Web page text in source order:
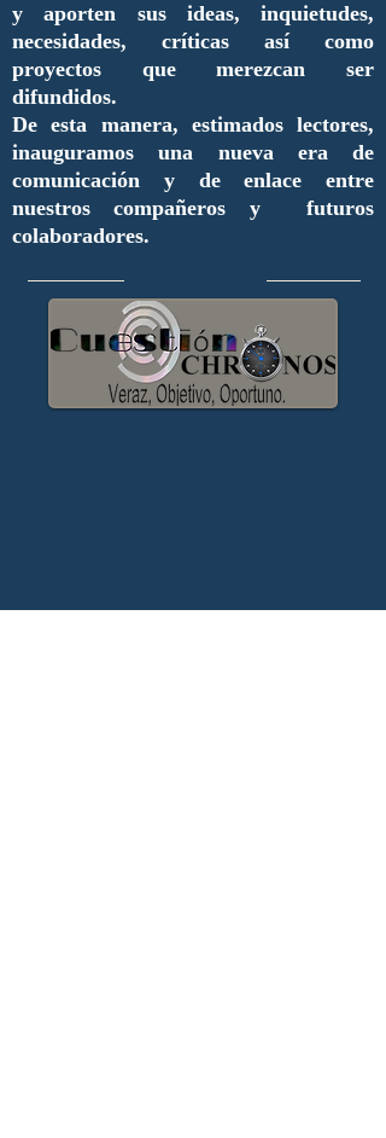
y aporten sus ideas, inquietudes,
necesidades, críticas así como
proyectos que merezcan ser
difundidos.
De esta manera, estimados lectores,
inauguramos una nueva era de
comunicación y de enlace entre
nuestros compañeros y futuros
colaboradores.